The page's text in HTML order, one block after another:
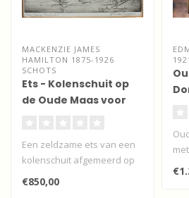
MACKENZIE JAMES
HAMILTON 1875-1926
SCHOTS
Ets - Kolenschuit op
de Oude Maas voor
Een zeldzame ets van een
kolenschuit afgemeerd op
de Oude Maas voor
Dordrecht va..
€850,00